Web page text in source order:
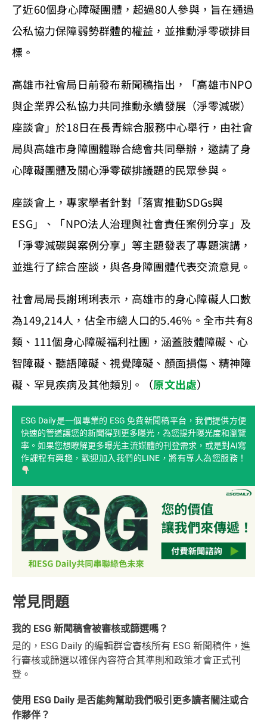
了近60個身心障礙團體，超過80人參與，旨在通過
公私協力保障弱勢群體的權益，並推動淨零碳排目
標。
高雄市社會局日前發布新聞稿指出，「高雄市NPO
與企業界公私協力共同推動永續發展（淨零減碳）
座談會」於18日在長青綜合服務中心舉行，由社會
局與高雄市身障團體聯合總會共同舉辦，邀請了身
心障礙團體及關心淨零碳排議題的民眾參與。
座談會上，專家學者針對「落實推動SDGs與
ESG」、「NPO法人治理與社會責任案例分享」及
「淨零減碳與案例分享」等主題發表了專題演講，
並進行了綜合座談，與各身障團體代表交流意見。
社會局局長謝琍琍表示，高雄市的身心障礙人口數
為149,214人，佔全市總人口的5.46%。全市共有8
類、111個身心障礙福利社團，涵蓋肢體障礙、心
智障礙、聽語障礙、視覺障礙、顏面損傷、精神障
礙、罕見疾病及其他類別。（原文出處）
ESG Daily是一個專業的 ESG 免費新聞稿平台，我們提供方便
快速的管道讓您的新聞得到更多曝光，為您提升曝光度和瀏覽
率。如果您想瞭解更多曝光主流媒體的刊登需求，或是對AI寫
作課程有興趣，歡迎加入我們的LINE，將有專人為您服務！
常見問題
我的 ESG 新聞稿會被審核或篩選嗎？
是的，ESG Daily 的編輯群會審核所有 ESG 新聞稿件，進
行審核或篩選以確保內容符合其準則和政策才會正式刊
登。
使用 ESG Daily 是否能夠幫助我們吸引更多讀者關注或合
作夥伴？